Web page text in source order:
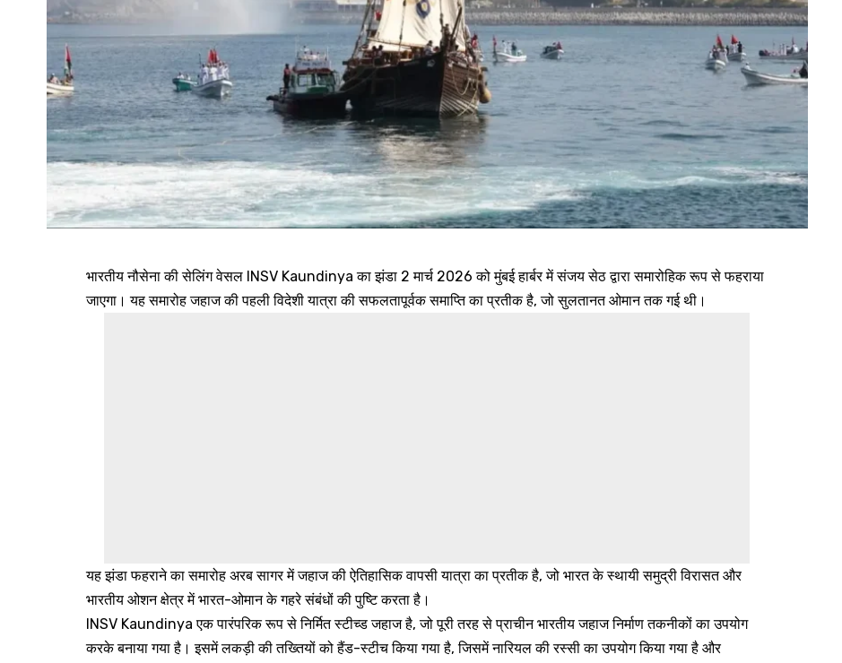
भारतीय नौसेना की सेलिंग वेसल INSV Kaundinya का झंडा 2 मार्च 2026 को मुंबई हार्बर में संजय सेठ द्वारा समारोहिक रूप से फहराया
जाएगा। यह समारोह जहाज की पहली विदेशी यात्रा की सफलतापूर्वक समाप्ति का प्रतीक है, जो सुलतानत ओमान तक गई थी।
यह झंडा फहराने का समारोह अरब सागर में जहाज की ऐतिहासिक वापसी यात्रा का प्रतीक है, जो भारत के स्थायी समुद्री विरासत और
भारतीय ओशन क्षेत्र में भारत-ओमान के गहरे संबंधों की पुष्टि करता है।
INSV Kaundinya एक पारंपरिक रूप से निर्मित स्टीच्ड जहाज है, जो पूरी तरह से प्राचीन भारतीय जहाज निर्माण तकनीकों का उपयोग
करके बनाया गया है। इसमें लकड़ी की तख्तियों को हैंड-स्टीच किया गया है, जिसमें नारियल की रस्सी का उपयोग किया गया है और